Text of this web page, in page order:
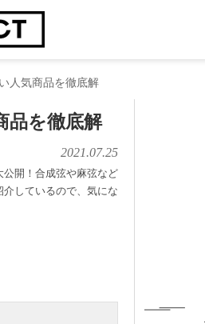
人気商品を徹底解
品を徹底解
2021.07.25
開！合成弦や麻弦など
しているので、気にな